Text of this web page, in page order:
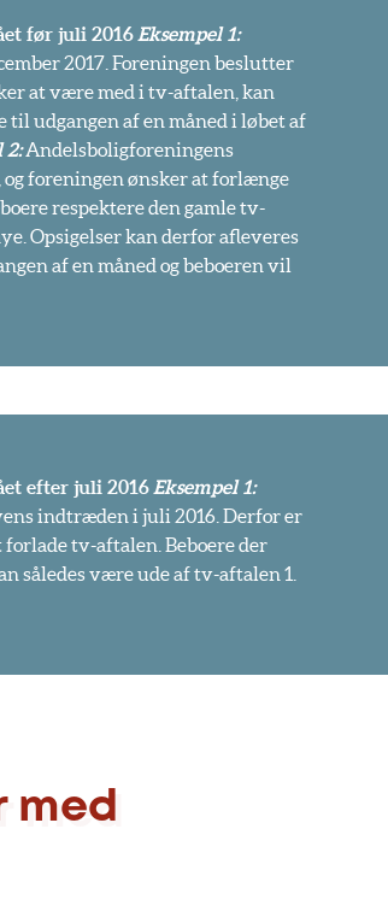
før juli 2016 Eksempel 1:
2017. Foreningen beslutter
at være med i tv-aftalen, kan
til udgangen af en måned i løbet af
2:Andelsboligforeningens
foreningen ønsker at forlænge
respektere den gamle tv-
Opsigelser kan derfor afleveres
af en måned og beboeren vil
efter juli 2016 Eksempel 1:
indtræden i juli 2016. Derfor er
tv-aftalen. Beboere der
således være ude af tv-aftalen 1.